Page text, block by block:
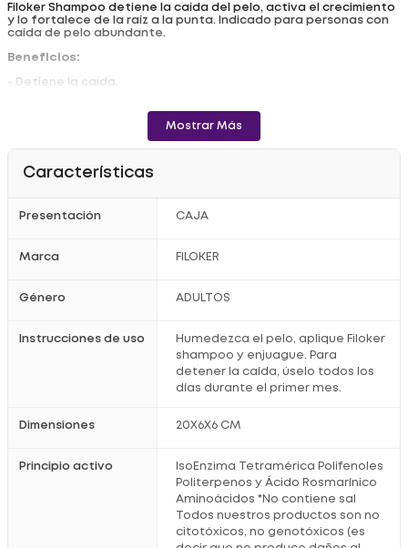
Filoker Shampoo detiene la caída del pelo, activa el crecimiento
y lo fortalece de la raíz a la punta. Indicado para personas con
caída de pelo abundante.
Beneficios:
- Detiene la caída.
- Elimina la horquilla.
- Mejora el brillo.
- Realza el color (natural o tinturado)
Humedezca el pelo, aplique Filoker shampoo y enjuague. Para
Registro Invima: NSOC36768-10C
Mostrar Más
Características
Presentación CAJA
Marca FILOKER
Género ADULTOS
Instrucciones de uso
Humedezca el pelo, aplique Filoker
shampoo y enjuague. Para
detener la caída, úselo todos los
días durante el primer mes.
Dimensiones 20X6X6 CM
Principio activo
IsoEnzima Tetramérica Polifenoles
Politerpenos y Ácido Rosmarínico
Aminoácidos *No contiene sal
Todos nuestros productos son no
citotóxicos, no genotóxicos (es